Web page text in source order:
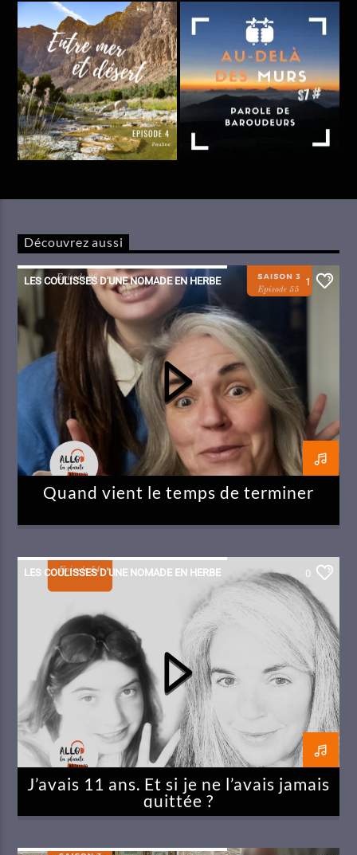
Découvrez aussi
LES COULISSES D'UNE NOMADE EN HERBE 1
Quand vient le temps de terminer
LES COULISSES D'UNE NOMADE EN HERBE 0
J’avais 11 ans. Et si je ne l’avais jamais
quittée ?